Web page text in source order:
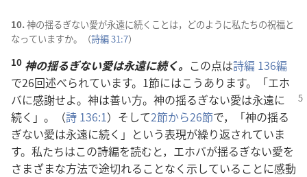
10.神の揺るぎない愛が永遠に続くことは，どのように私たちの祝福と
なっていますか。（詩編31:7）
10 神の揺るぎない愛は永遠に続く。 この点は詩編 136編
で26回述べられています。1節にはこうあります。「エホ
バに感謝せよ。 神は善い方。 神の揺るぎない愛は永遠に
続く」。（詩 136:1）そして2節から26節で，「神の揺る
ぎない愛は永遠に続く」という表現が繰り返されていま
す。 私たちはこの詩編を読むと，エホバが揺るぎない愛を
さまざまな方法で途切れることなく 示していることに感動